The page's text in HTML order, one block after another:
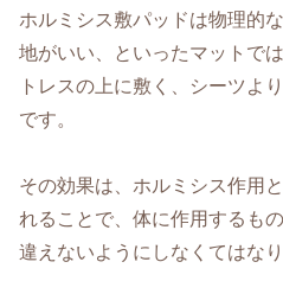
ホルミシス敷パッドは物理的
地がいい、といったマットで
トレスの上に敷く、シーツよ
です。
その効果は、ホルミシス作用
れることで、体に作用するも
違えないようにしなくてはなり